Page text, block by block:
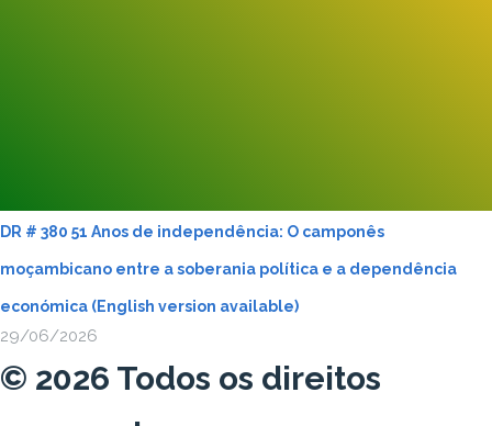
DR # 380 51 Anos de independência: O camponês
moçambicano entre a soberania política e a dependência
económica (English version available)
29/06/2026
© 2026 Todos os direitos